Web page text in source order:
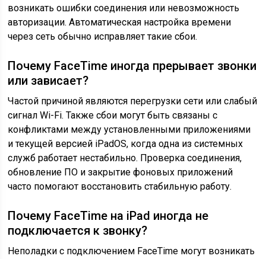
возникать ошибки соединения или невозможность
авторизации. Автоматическая настройка времени
через сеть обычно исправляет такие сбои.
Почему FaceTime иногда прерывает звонки
или зависает?
Частой причиной являются перегрузки сети или слабый
сигнал Wi-Fi. Также сбои могут быть связаны с
конфликтами между установленными приложениями
и текущей версией iPadOS, когда одна из системных
служб работает нестабильно. Проверка соединения,
обновление ПО и закрытие фоновых приложений
часто помогают восстановить стабильную работу.
Почему FaceTime на iPad иногда не
подключается к звонку?
Неполадки с подключением FaceTime могут возникать